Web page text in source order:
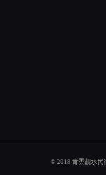
© 2018 青雲靚水民